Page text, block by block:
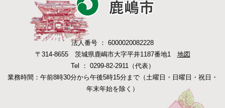
法人番号 ： 6000020082228
〒314-8655 茨城県鹿嶋市大字平井1187番地1 地図
Tel ： 0299-82-2911（代表）
業務時間：午前8時30分から午後5時15分まで（土曜日・日曜日・祝日・
年末年始を除く）